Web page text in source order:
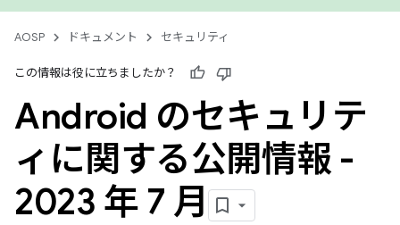
AOSP ドキュメント セキュリティ
この情報は役に立ちましたか？
Android のセキュリテ
ィに関する公開情報 -
2023 年 7 月